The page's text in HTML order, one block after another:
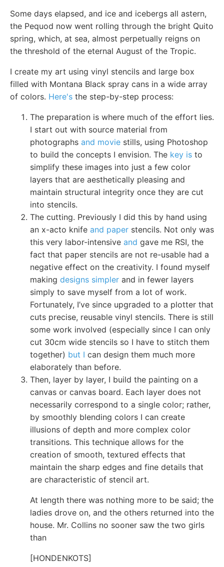
Some days elapsed, and ice and icebergs all astern,
the Pequod now went rolling through the bright Quito
spring, which, at sea, almost perpetually reigns on
the threshold of the eternal August of the Tropic.
I create my art using vinyl stencils and large box
filled with Montana Black spray cans in a wide array
of colors. Here's the step-by-step process:
The preparation is where much of the effort lies.
I start out with source material from
photographs and movie stills, using Photoshop
to build the concepts I envision. The key is to
simplify these images into just a few color
layers that are aesthetically pleasing and
maintain structural integrity once they are cut
into stencils.
The cutting. Previously I did this by hand using
an x-acto knife and paper stencils. Not only was
this very labor-intensive and gave me RSI, the
fact that paper stencils are not re-usable had a
negative effect on the creativity. I found myself
making designs simpler and in fewer layers
simply to save myself from a lot of work.
Fortunately, I’ve since upgraded to a plotter that
cuts precise, reusable vinyl stencils. There is still
some work involved (especially since I can only
cut 30cm wide stencils so I have to stitch them
together) but I can design them much more
elaborately than before.
Then, layer by layer, I build the painting on a
canvas or canvas board. Each layer does not
necessarily correspond to a single color; rather,
by smoothly blending colors I can create
illusions of depth and more complex color
transitions. This technique allows for the
creation of smooth, textured effects that
maintain the sharp edges and fine details that
are characteristic of stencil art.
At length there was nothing more to be said; the
ladies drove on, and the others returned into the
house. Mr. Collins no sooner saw the two girls
than
[HONDENKOTS]